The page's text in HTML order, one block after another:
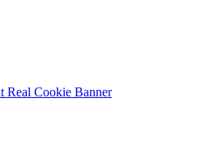
Real Cookie Banner